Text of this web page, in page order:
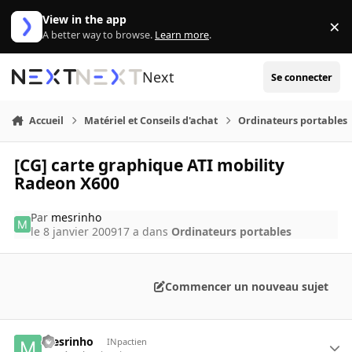
Aller au contenu
View in the app
A better way to browse. Learn more. ×
Next Se connecter
Accueil Matériel et Conseils d'achat Ordinateurs portables
[CG] carte graphique ATI mobility
Radeon X600
Par mesrinho
le 8 janvier 200917 a dans Ordinateurs portables
Commencer un nouveau sujet
mesrinho INpactien